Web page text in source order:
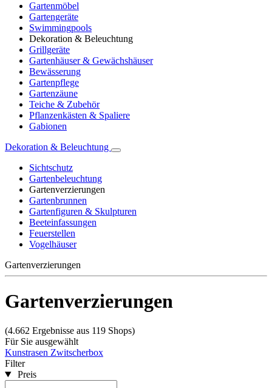
Gartenmöbel
Gartengeräte
Swimmingpools
Dekoration & Beleuchtung
Grillgeräte
Gartenhäuser & Gewächshäuser
Bewässerung
Gartenpflege
Gartenzäune
Teiche & Zubehör
Pflanzenkästen & Spaliere
Gabionen
Dekoration & Beleuchtung
Sichtschutz
Gartenbeleuchtung
Gartenverzierungen
Gartenbrunnen
Gartenfiguren & Skulpturen
Beeteinfassungen
Feuerstellen
Vogelhäuser
Gartenverzierungen
Gartenverzierungen
(4.662 Ergebnisse aus 119 Shops)
Für Sie ausgewählt
Kunstrasen Zwitscherbox
Filter
Preis